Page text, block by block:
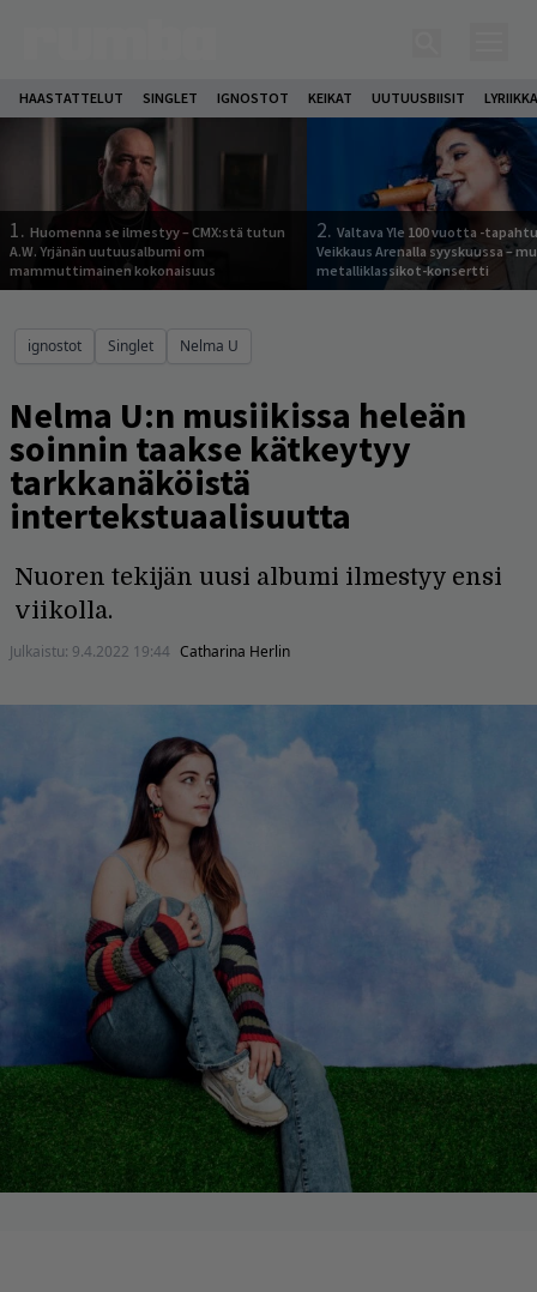
HAASTATTELUT SINGLET IGNOSTOT KEIKAT UUTUUSBIISIT
1. Huomenna se ilmestyy – CMX:stä tutun
A.W. Yrjänän uutuusalbumi om
mammuttimainen kokonaisuus
2. Valtava Yle 100 vuotta -
Veikkaus Arenalla syyskuussa –
metalliklassikot-konsertti
ignostot Singlet Nelma U
Nelma U:n musiikissa heleän
soinnin taakse kätkeytyy
tarkkanäköistä
intertekstuaalisuutta
Nuoren tekijän uusi albumi ilmestyy ensi
viikolla.
Julkaistu: 9.4.2022 19:44 Catharina Herlin